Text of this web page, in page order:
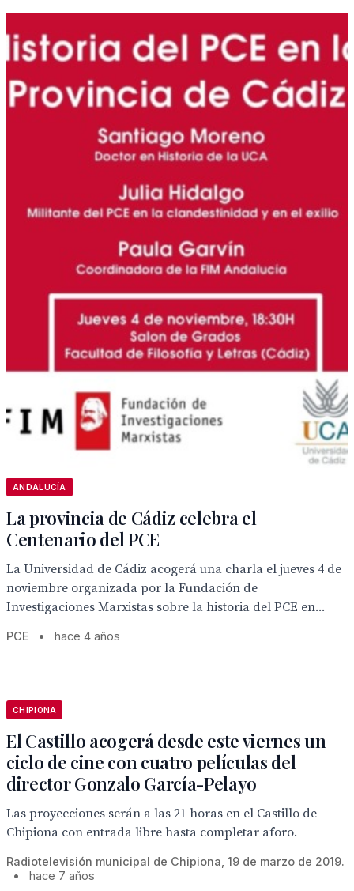
ANDALUCÍA
La provincia de Cádiz celebra el
Centenario del PCE
La Universidad de Cádiz acogerá una charla el jueves 4 de
noviembre organizada por la Fundación de
Investigaciones Marxistas sobre la historia del PCE en...
PCE • hace 4 años
CHIPIONA
El Castillo acogerá desde este viernes un
ciclo de cine con cuatro películas del
director Gonzalo García-Pelayo
Las proyecciones serán a las 21 horas en el Castillo de
Chipiona con entrada libre hasta completar aforo.
Radiotelevisión municipal de Chipiona, 19 de marzo de 2019.
•
hace 7 años